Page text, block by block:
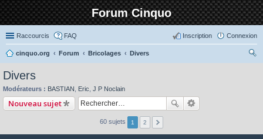
Forum Cinquo
Raccourcis FAQ Connexion
Inscription
cinquo.org Forum Bricolages
Divers
Divers
Modérateurs : BASTIAN Eric J P Noclain
Nouveau sujet
60 sujets 1 2